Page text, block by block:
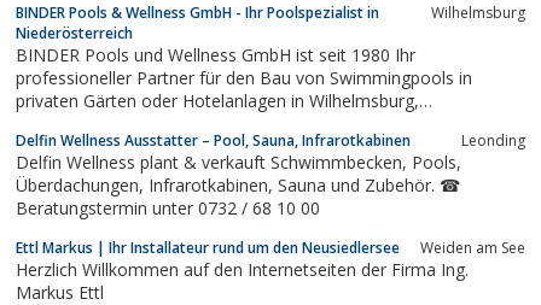
BINDER Pools & Wellness GmbH - Ihr Poolspezialist in
Niederösterreich
Wilhelmsburg
BINDER Pools und Wellness GmbH ist seit 1980 Ihr
professioneller Partner für den Bau von Swimmingpools in
privaten Gärten oder Hotelanlagen in Wilhelmsburg,
Delfin Wellness Ausstatter – Pool, Sauna, Infrarotkabinen Leonding
Delfin Wellness plant & verkauft Schwimmbecken, Pools,
Überdachungen, Infrarotkabinen, Sauna und Zubehör. ☎
Beratungstermin unter 0732 / 68 10 00
Ettl Markus | Ihr Installateur rund um den Neusiedlersee Weiden am See
Herzlich Willkommen auf den Internetseiten der Firma Ing.
Markus Ettl